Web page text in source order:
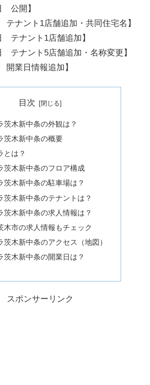
公開】
テナント1店舗追加・共同住宅名】
テナント1店舗追加】
テナント5店舗追加・名称変更】
開業日情報追加】
目次
茨木新中条の外観は？
茨木新中条の概要
とは？
茨木新中条のフロア構成
茨木新中条の駐車場は？
茨木新中条のテナントは？
茨木新中条の求人情報は？
木市の求人情報もチェック
茨木新中条のアクセス（地図）
茨木新中条の開業日は？
スポンサーリンク